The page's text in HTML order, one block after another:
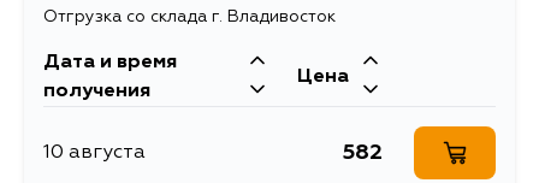
Отгрузка со склада г. Владивосток
Дата и время
получения
Цена
10 августа 582